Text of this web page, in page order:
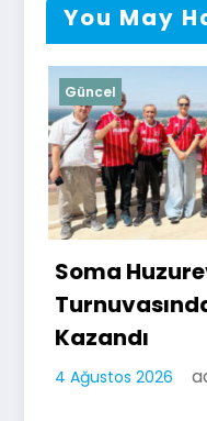
You May
Güncel